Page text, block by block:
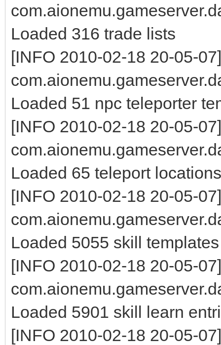
Loaded 316 trade lists
[INFO 2010-02-18 20-05-07]
Loaded 51 npc teleporter
[INFO 2010-02-18 20-05-07]
Loaded 65 teleport locations
[INFO 2010-02-18 20-05-07]
Loaded 5055 skill templates
[INFO 2010-02-18 20-05-07]
Loaded 5901 skill learn
[INFO 2010-02-18 20-05-07]